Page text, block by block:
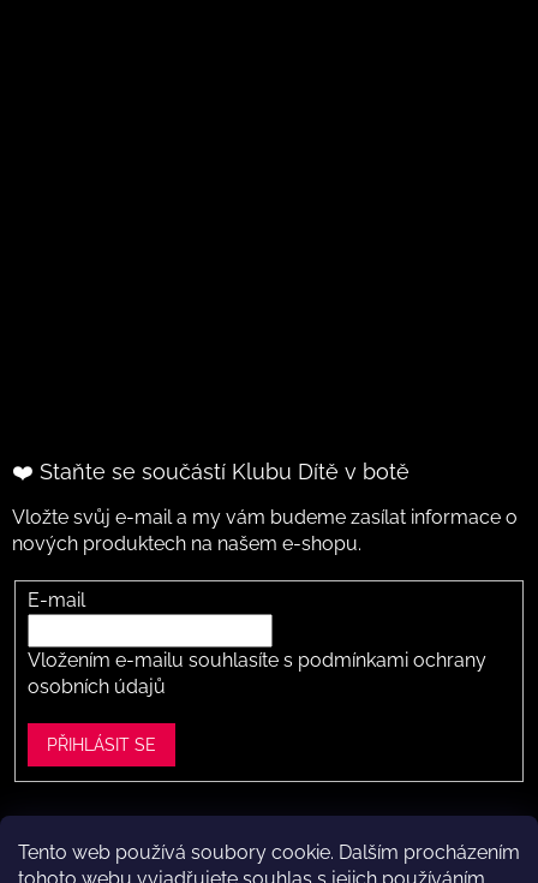
Tento web používá soubory cookie. Dalším procházením
❤️ Staňte se součástí Klubu Dítě v botě
Vložte svůj e-mail a my vám budeme zasílat informace o
nových produktech na našem e-shopu.
E-mail
Vložením e-mailu souhlasíte s podmínkami ochrany
osobních údajů
PŘIHLÁSIT SE
Vytvořil Shoptet